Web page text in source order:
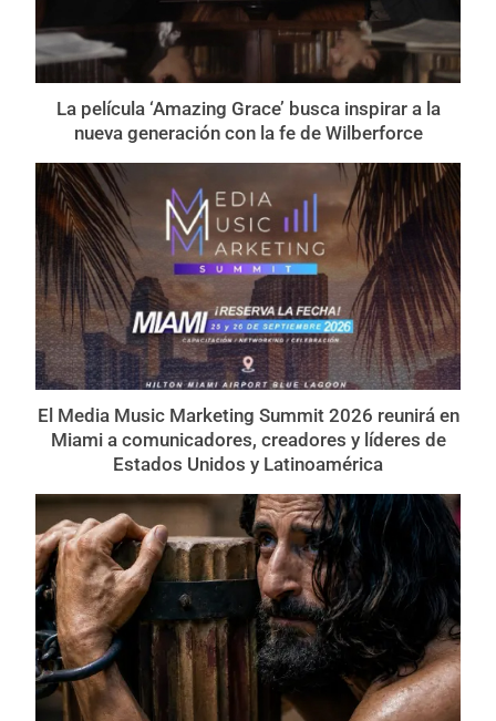
La película ‘Amazing Grace’ busca inspirar a la
nueva generación con la fe de Wilberforce
El Media Music Marketing Summit 2026 reunirá en
Miami a comunicadores, creadores y líderes de
Estados Unidos y Latinoamérica